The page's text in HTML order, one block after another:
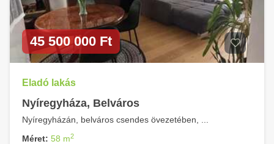
45 500 000 Ft
Eladó lakás
Nyíregyháza, Belváros
Nyíregyházán, belváros csendes övezetében, ...
Méret: 58 m2